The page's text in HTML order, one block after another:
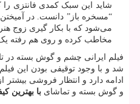
شاید این سبک کمدی فانتزی را
“مسخره باز” دانست. در
می‌شود که با بکار گیری زوج
مخاطب کرده و روی هم رفته یک
ادامه دارد و انتظار فروشی بیشتر
و گوش بسته و تماشای با بهترین